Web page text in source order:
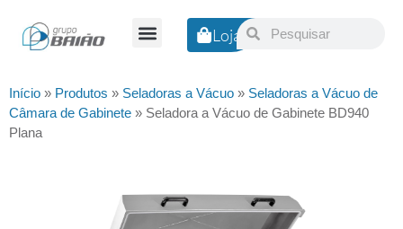
Loja
Início » Produtos » Seladoras a Vácuo » Seladoras a Vácuo de
Câmara de Gabinete » Seladora a Vácuo de Gabinete BD940
Plana